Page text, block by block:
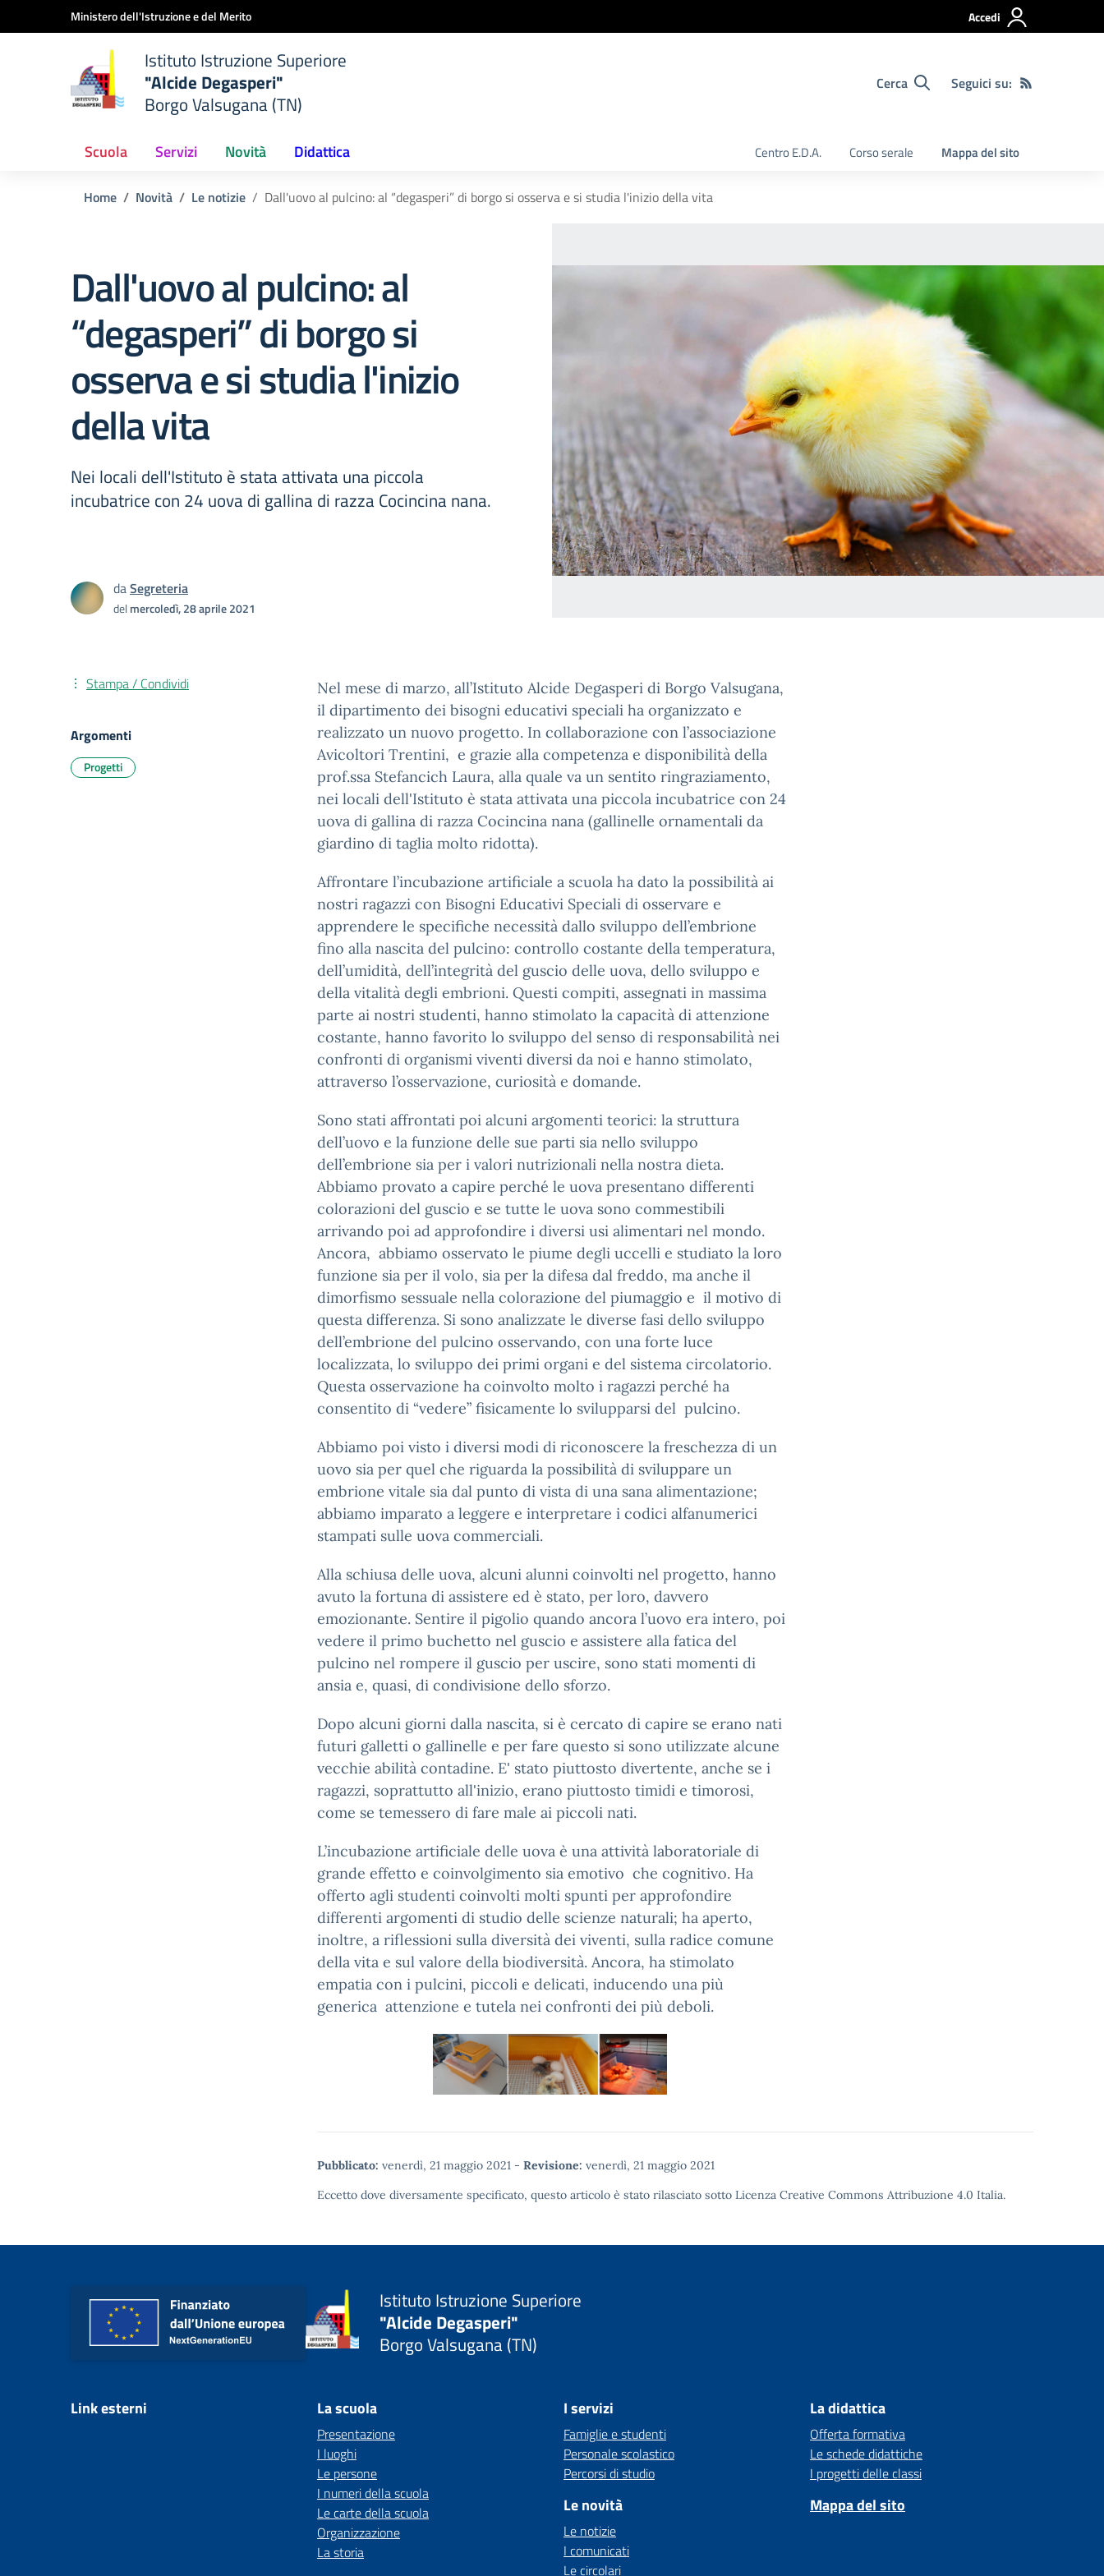
Vai ai contenuti
Vai al menu di navigazioneMinistero dell'Istruzione e del Merito Accedi
Istituto Istruzione Superiore
"Alcide Degasperi"
Borgo Valsugana (TN)
Cerca Seguici su:
Scuola Servizi Novità Didattica Centro E.D.A. Corso serale Mappa del sito
Home Novità Le notizie Dall'uovo al pulcino: al “degasperi” di borgo si osserva e si studia l'inizio della vita
Dall'uovo al pulcino: al
“degasperi” di borgo si
osserva e si studia l'inizio
della vita
Nei locali dell'Istituto è stata attivata una piccola
incubatrice con 24 uova di gallina di razza Cocincina nana.
daSegreteria
delmercoledì, 28 aprile 2021
Nel mese di marzo, all’Istituto Alcide Degasperi di Borgo Valsugana,
il dipartimento dei bisogni educativi speciali ha organizzato e
realizzato un nuovo progetto. In collaborazione con l’associazione
Avicoltori Trentini, e grazie alla competenza e disponibilità della
prof.ssa Stefancich Laura, alla quale va un sentito ringraziamento,
nei locali dell'Istituto è stata attivata una piccola incubatrice con 24
uova di gallina di razza Cocincina nana (gallinelle ornamentali da
giardino di taglia molto ridotta).
Affrontare l’incubazione artificiale a scuola ha dato la possibilità ai
nostri ragazzi con Bisogni Educativi Speciali di osservare e
apprendere le specifiche necessità dallo sviluppo dell’embrione
fino alla nascita del pulcino: controllo costante della temperatura,
dell’umidità, dell’integrità del guscio delle uova, dello sviluppo e
della vitalità degli embrioni. Questi compiti, assegnati in massima
parte ai nostri studenti, hanno stimolato la capacità di attenzione
costante, hanno favorito lo sviluppo del senso di responsabilità nei
confronti di organismi viventi diversi da noi e hanno stimolato,
attraverso l’osservazione, curiosità e domande.
Sono stati affrontati poi alcuni argomenti teorici: la struttura
dell’uovo e la funzione delle sue parti sia nello sviluppo
dell’embrione sia per i valori nutrizionali nella nostra dieta.
Abbiamo provato a capire perché le uova presentano differenti
colorazioni del guscio e se tutte le uova sono commestibili
arrivando poi ad approfondire i diversi usi alimentari nel mondo.
Ancora, abbiamo osservato le piume degli uccelli e studiato la loro
funzione sia per il volo, sia per la difesa dal freddo, ma anche il
dimorfismo sessuale nella colorazione del piumaggio e il motivo di
questa differenza. Si sono analizzate le diverse fasi dello sviluppo
dell’embrione del pulcino osservando, con una forte luce
localizzata, lo sviluppo dei primi organi e del sistema circolatorio.
Questa osservazione ha coinvolto molto i ragazzi perché ha
consentito di “vedere” fisicamente lo svilupparsi del pulcino.
Abbiamo poi visto i diversi modi di riconoscere la freschezza di un
uovo sia per quel che riguarda la possibilità di sviluppare un
embrione vitale sia dal punto di vista di una sana alimentazione;
abbiamo imparato a leggere e interpretare i codici alfanumerici
stampati sulle uova commerciali.
Alla schiusa delle uova, alcuni alunni coinvolti nel progetto, hanno
avuto la fortuna di assistere ed è stato, per loro, davvero
emozionante. Sentire il pigolio quando ancora l’uovo era intero, poi
vedere il primo buchetto nel guscio e assistere alla fatica del
pulcino nel rompere il guscio per uscire, sono stati momenti di
ansia e, quasi, di condivisione dello sforzo.
Dopo alcuni giorni dalla nascita, si è cercato di capire se erano nati
futuri galletti o gallinelle e per fare questo si sono utilizzate alcune
vecchie abilità contadine. E' stato piuttosto divertente, anche se i
ragazzi, soprattutto all'inizio, erano piuttosto timidi e timorosi,
come se temessero di fare male ai piccoli nati.
L’incubazione artificiale delle uova è una attività laboratoriale di
grande effetto e coinvolgimento sia emotivo che cognitivo. Ha
offerto agli studenti coinvolti molti spunti per approfondire
differenti argomenti di studio delle scienze naturali; ha aperto,
inoltre, a riflessioni sulla diversità dei viventi, sulla radice comune
della vita e sul valore della biodiversità. Ancora, ha stimolato
empatia con i pulcini, piccoli e delicati, inducendo una più
generica attenzione e tutela nei confronti dei più deboli.
Pubblicato: venerdì, 21 maggio 2021 - Revisione: venerdì, 21 maggio 2021
Eccetto dove diversamente specificato, questo articolo è stato rilasciato sotto Licenza Creative Commons Attribuzione 4.0 Italia.
Stampa / Condividi
Argomenti
Progetti
Istituto Istruzione Superiore
"Alcide Degasperi"
Borgo Valsugana (TN)
Link esterni La scuola
Presentazione
I luoghi
Le persone
I numeri della scuola
Le carte della scuola
Organizzazione
La storia
I servizi
Famiglie e studenti
Personale scolastico
Percorsi di studio
Le novità
Le notizie
I comunicati
Le circolari
La didattica
Offerta formativa
Le schede didattiche
I progetti delle classi
Mappa del sito